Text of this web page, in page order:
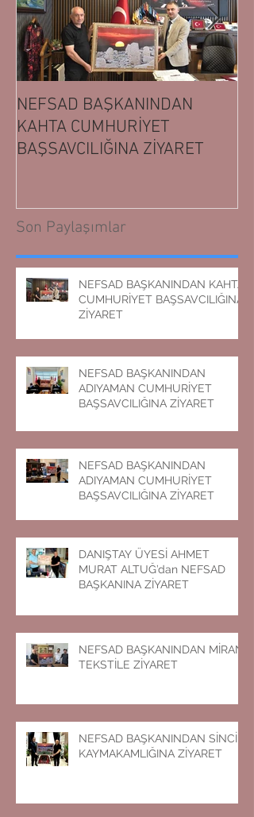
NEFSAD BAŞKANINDAN
KAHTA CUMHURİYET
BAŞSAVCILIĞINA ZİYARET
Son Paylaşımlar
NEFSAD BAŞKANINDAN KAHTA
CUMHURİYET BAŞSAVCILIĞINA
ZİYARET
NEFSAD BAŞKANINDAN
ADIYAMAN CUMHURİYET
BAŞSAVCILIĞINA ZİYARET
NEFSAD BAŞKANINDAN
ADIYAMAN CUMHURİYET
BAŞSAVCILIĞINA ZİYARET
DANIŞTAY ÜYESİ AHMET
MURAT ALTUĞ’dan NEFSAD
BAŞKANINA ZİYARET
NEFSAD BAŞKANINDAN MİRAN
TEKSTİLE ZİYARET
NEFSAD BAŞKANINDAN SİNCİK
KAYMAKAMLIĞINA ZİYARET